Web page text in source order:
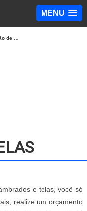
MENU
e telas, você só
realize um orçamento